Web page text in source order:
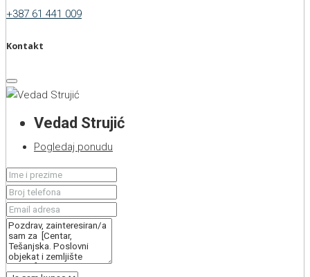
+387 61 441 009
Kontakt
Vedad Strujić
Pogledaj ponudu